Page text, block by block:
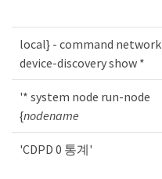
local} - command network
device-discovery show *
'* system node run-node
{nodename
'CDPD 0 통계'